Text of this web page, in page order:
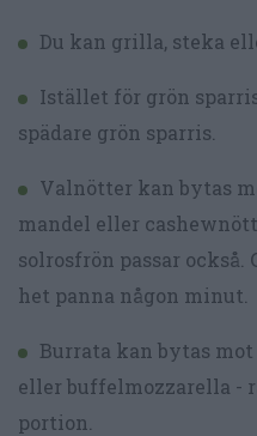
Du kan grilla, steka
Istället för grön
spädare grön sparris.
Valnötter kan bytas
mandel eller
solrosfrön passar
het panna någon minut.
Burrata kan bytas
eller buffelmozzarella -
portion.